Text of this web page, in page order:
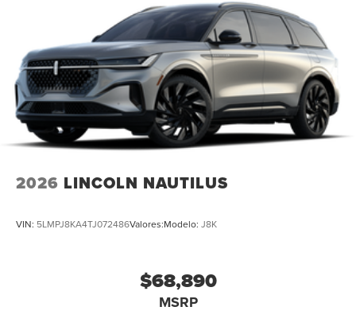
2026 LINCOLN NAUTILUS
VIN: 5LMPJ8KA4TJ072486Valores:Modelo: J8K
$68,890
MSRP